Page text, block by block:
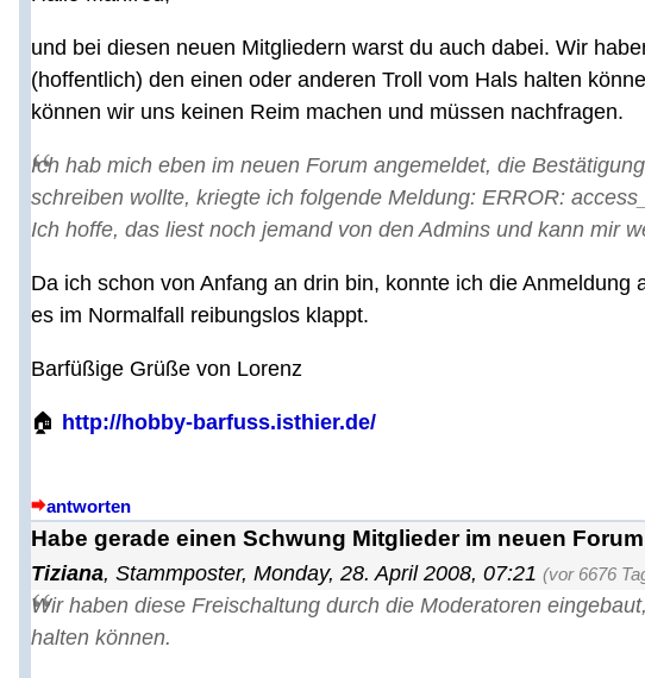
und bei diesen neuen Mitgliedern warst du auch dabei. Wir
(hoffentlich) den einen oder anderen Troll vom Hals halten
können wir uns keinen Reim machen und müssen nachfragen.
Ich hab mich eben im neuen Forum angemeldet, die
schreiben wollte, kriegte ich folgende Meldung: ERROR:
Ich hoffe, das liest noch jemand von den Admins und kann mir
Da ich schon von Anfang an drin bin, konnte ich die
es im Normalfall reibungslos klappt.
Barfüßige Grüße von Lorenz
🏠 http://hobby-barfuss.isthier.de/
antworten
Habe gerade einen Schwung Mitglieder im neuen
Tiziana, Stammposter, Monday, 28. April 2008, 07:21 (vor 6676
Wir haben diese Freischaltung durch die Moderatoren
halten können.